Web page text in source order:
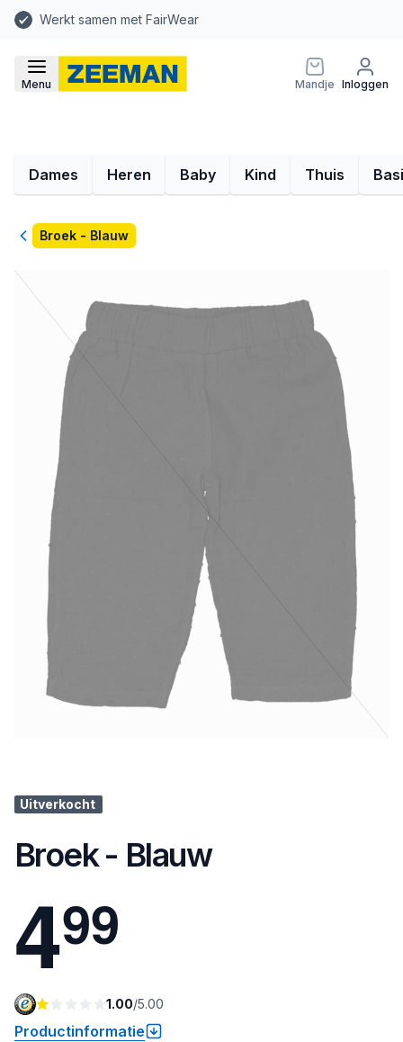
Werkt samen met FairWear
Menu Mandje Inloggen
Dames Heren Baby Kind Thuis
TerugBroek - Blauw
Uitverkocht
Broek - Blauw
499
1.00/5.00
Productinformatie